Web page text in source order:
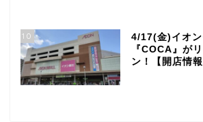
10
4/17(金)イオ
『COCA』が
ン！【開店情報